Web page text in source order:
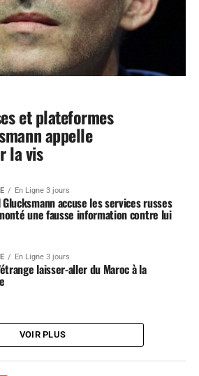
et plateformes
appelle
la vis
En Ligne 3 jours
Glucksmann accuse les services russes
une fausse information contre lui
En Ligne 3 jours
laisser-aller du Maroc à la
VOIR PLUS